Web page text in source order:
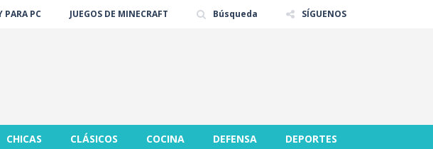
PARA PC JUEGOS DE MINECRAFT Búsqueda SÍGUENOS
CHICAS CLÁSICOS COCINA DEFENSA DEPORTES